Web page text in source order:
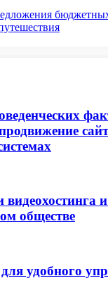
видеохостинга
обществе
удобного